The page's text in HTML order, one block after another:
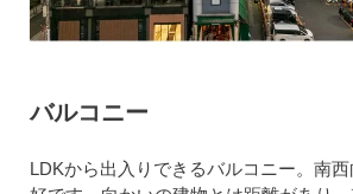
バルコニー
LDKから出入りできるバルコニー。南